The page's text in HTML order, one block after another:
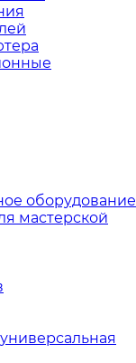
оборудование
мастерской